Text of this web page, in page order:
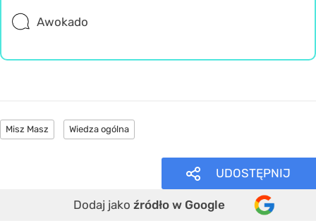
Awokado
Misz Masz Wiedza ogólna
UDOSTĘPNIJ
Dodaj jako źródło w Google